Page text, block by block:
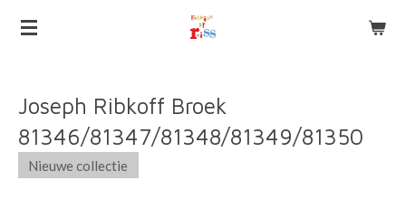
Ga
hoofdinhoud
Joseph Ribkoff Broek
81346/81347/81348/81349/81350
Nieuwe collectie